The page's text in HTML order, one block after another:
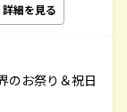
詳細を見る
のお祭り＆祝日